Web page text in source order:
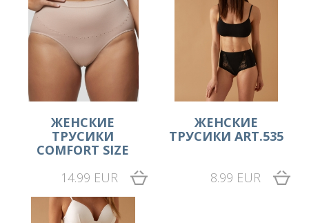
ЖЕНСКИЕ
ТРУСИКИ
COMFORT SIZE
14.99 EUR
ЖЕНСКИЕ
ТРУСИКИ ART.535
8.99 EUR